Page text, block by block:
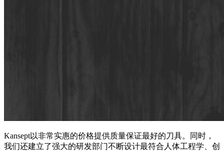
Kansept以非常实惠的价格提供质量保证最好的刀具。同时，
我们还建立了强大的研发部门不断设计最符合人体工程学、创